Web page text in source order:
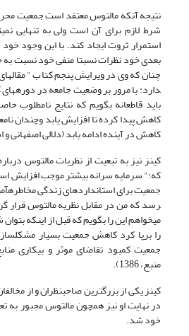
نتیجه آنکه مالتوس معتقد است جمعیت
شرط لازم برای آن است ولی به تنهایی
استمرار ثروت ایجاد کند. با این وجود
بعدی خود نظرات نسبتا منفی خود نسبت
دارد: با مرور بر وضعیت جامعه در
باید قاطعانه بگویم که نتایج نامطلوب
کاهش پیدا کرده تا افزایش یابد وچندان
کاهش در آینده ادامه یابد (دلالی اصفهانی و
کینز نیز به تبعیت از نظریات مالتوس
که:" سرمایه سرانه بیشتر موجب افزایش
رسد که من در مقابل نظریه مالتوس قرار
می­خواهم این را بگویم که قبل از اینکه
را برپا کرد کاهش جمعیت بسیار
جمعیت کمبود تقاضای موثر و بیکاری
منبع، 1386).
کینز یکی از بزرگترین صاحب­نظران و از
در نهایت او نیز همچون مالتوس مجبور به
خود شد.